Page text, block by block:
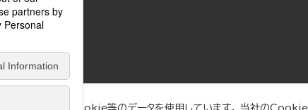
list
list
性向上のためにCookie等のデータを使用しています。 当社のCookie